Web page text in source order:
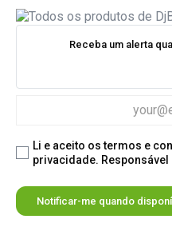
Receba um alerta
Li e aceito os termos e
privacidade.
Notificar-me quando